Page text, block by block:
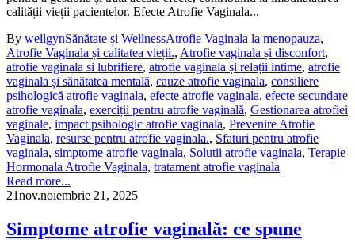
calității vieții pacientelor. Efecte Atrofie Vaginala...
By wellgynSănătate și WellnessAtrofie Vaginala la menopauza,
Atrofie Vaginala și calitatea vieții., Atrofie vaginala și disconfort,
atrofie vaginala si lubrifiere, atrofie vaginala și relații intime, atrofie
vaginala și sănătatea mentală, cauze atrofie vaginala, consiliere
psihologică atrofie vaginala, efecte atrofie vaginala, efecte secundare
atrofie vaginala, exerciții pentru atrofie vaginală, Gestionarea atrofiei
vaginale, impact psihologic atrofie vaginala, Prevenire Atrofie
Vaginala, resurse pentru atrofie vaginala., Sfaturi pentru atrofie
vaginala, simptome atrofie vaginala, Solutii atrofie vaginala, Terapie
Hormonala Atrofie Vaginala, tratament atrofie vaginala
Read more...
21nov.noiembrie 21, 2025
Simptome atrofie vaginală: ce spune